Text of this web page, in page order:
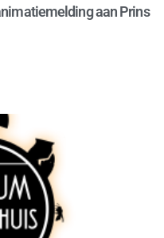
aan Prins